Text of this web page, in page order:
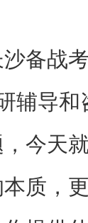
备战
辅导
今天
质，